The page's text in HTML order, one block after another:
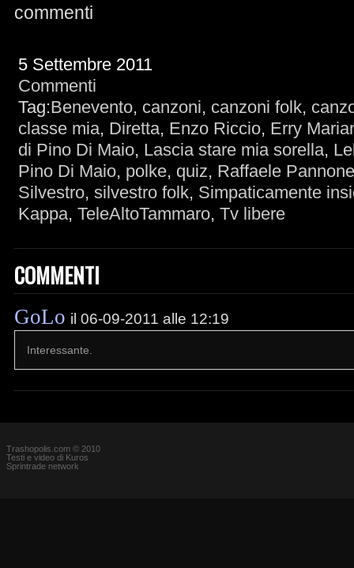
commenti
5 Settembre 2011
Commenti
Tag:Benevento, canzoni, canzoni folk,
classe mia, Diretta, Enzo Riccio, Erry
di Pino Di Maio, Lascia stare mia sorella,
Pino Di Maio, polke, quiz, Raffaele Pannone
Silvestro, silvestro folk, Simpaticamente
Kappa, TeleAltoTammaro, Tv libere
COMMENTI
GoLo il 06-09-2011 alle 12:19
Interessante.
Trashopolis.com © 2010
Testi e video di Kuros
Sprintrade network